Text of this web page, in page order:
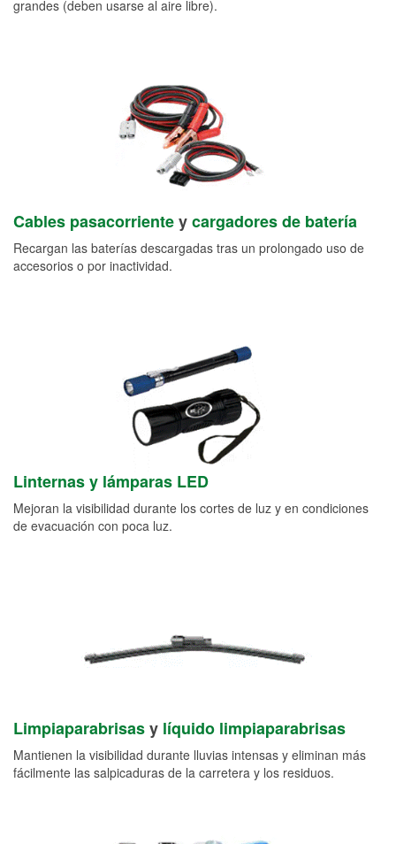
grandes (deben usarse al aire libre).
Cables pasacorrienteycargadores de batería
Recargan las baterías descargadas tras un prolongado uso de
accesorios o por inactividad.
Linternas y lámparas LED
Mejoran la visibilidad durante los cortes de luz y en condiciones
de evacuación con poca luz.
Limpiaparabrisasy líquido limpiaparabrisas
Mantienen la visibilidad durante lluvias intensas y eliminan más
fácilmente las salpicaduras de la carretera y los residuos.